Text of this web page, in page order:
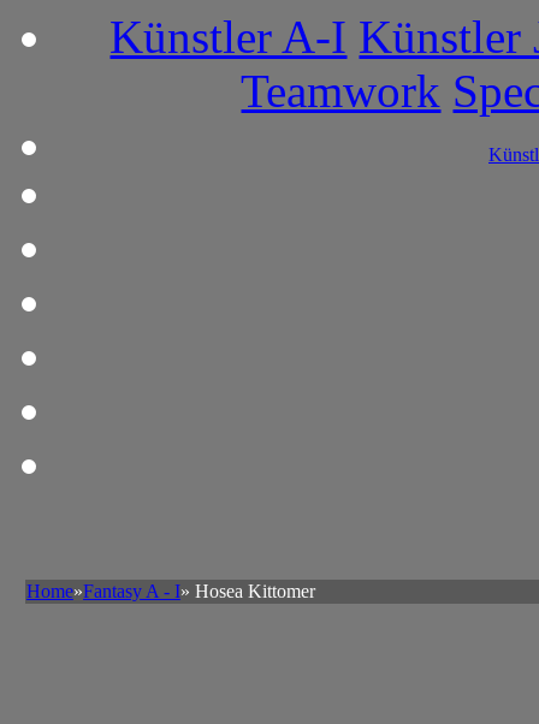
Künstler A-I Künstler
Teamwork
Home»Fantasy A - I» Hosea Kittomer